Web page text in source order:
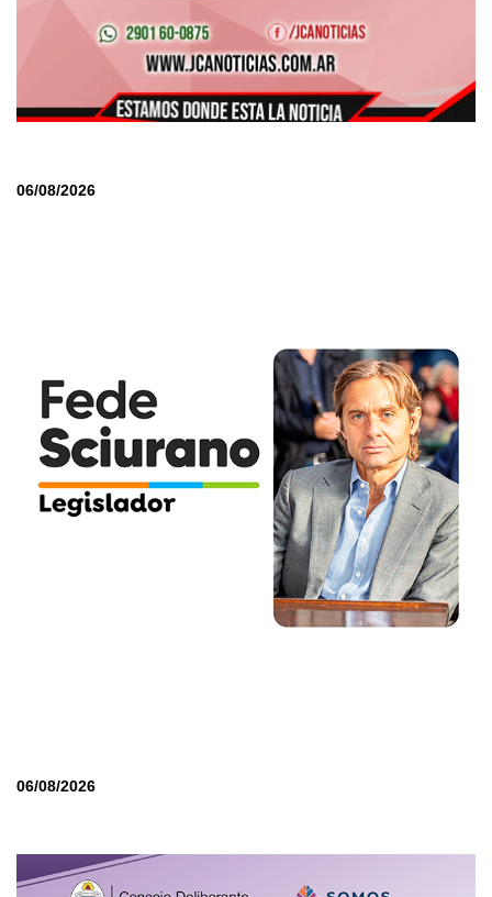
06/08/2026
06/08/2026